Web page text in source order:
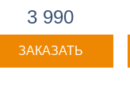
3 990
ЗАКАЗАТЬ